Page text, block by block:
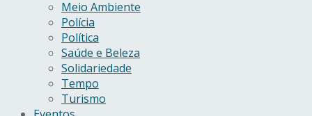
Meio Ambiente
Polícia
Política
Saúde e Beleza
Solidariedade
Tempo
Turismo